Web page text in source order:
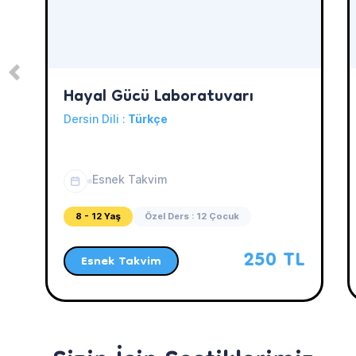
Hayal Gücü Laboratuvarı
Dersin Dili : Türkçe
Esnek Takvim
8 - 12 Yaş Özel Ders : 12 Çocuk
Esnek Takvim 250 TL